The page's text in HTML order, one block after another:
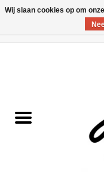
Kledij jongens
Wij slaan cookies op om